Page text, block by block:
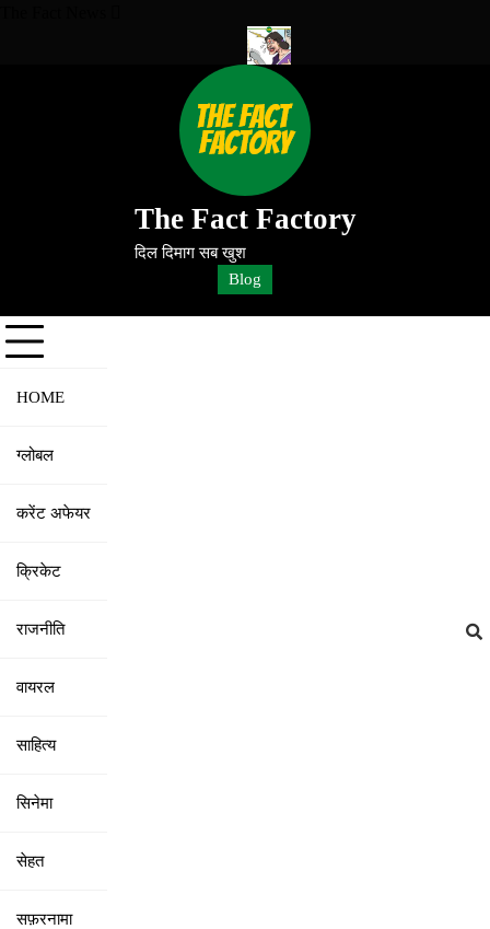
Electricity Bill Gwalior: बिजली विभाग ने
The Fact Factory
दिल दिमाग सब खुश
Blog
HOME
ग्लोबल
करेंट अफेयर
क्रिकेट
राजनीति
वायरल
साहित्य
सिनेमा
सेहत
सफ़रनामा